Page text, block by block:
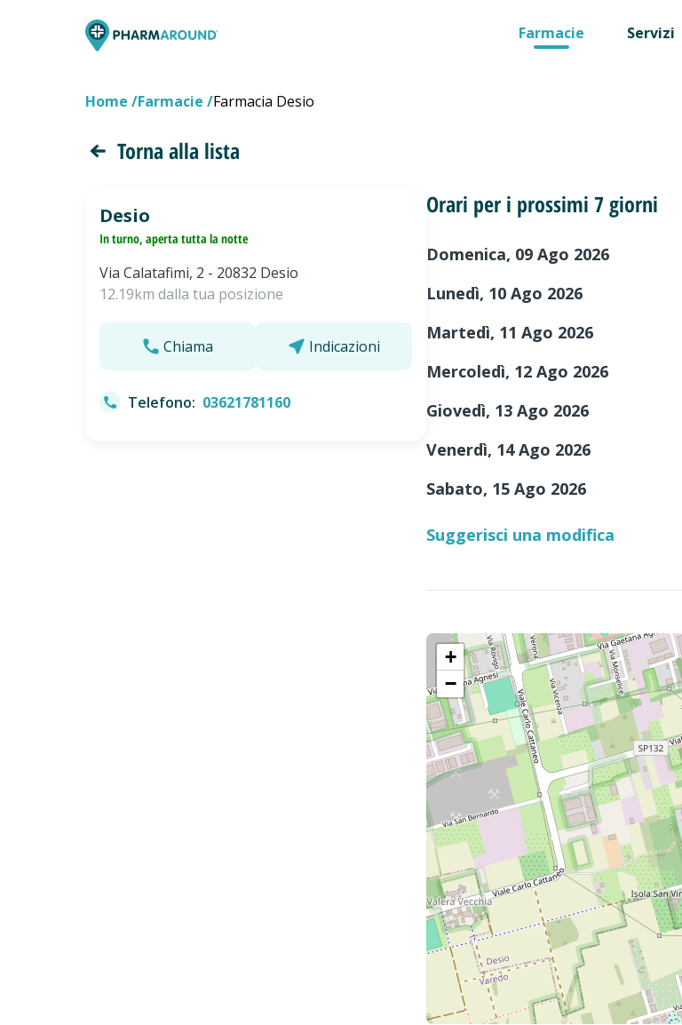
Farmacie Servizi
Home Farmacie Farmacia Desio
Torna alla lista
Desio
In turno, aperta tutta la notte
Via Calatafimi, 2 - 20832 Desio
12.19km dalla tua posizione
Chiama Indicazioni
Telefono: 03621781160
Orari per i prossimi 7 giorni
Domenica, 09 Ago 2026
Lunedì, 10 Ago 2026
Martedì, 11 Ago 2026
Mercoledì, 12 Ago 2026
Giovedì, 13 Ago 2026
Venerdì, 14 Ago 2026
Sabato, 15 Ago 2026
Suggerisci una modifica
+
−